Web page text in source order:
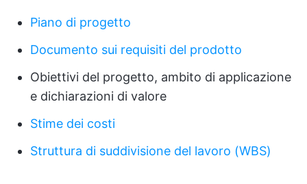
Piano di progetto
Documento sui requisiti del prodotto
Obiettivi del progetto, ambito di applicazione
e dichiarazioni di valore
Stime dei costi
Struttura di suddivisione del lavoro (WBS)